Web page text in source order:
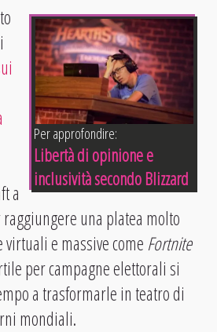
Per approfondire:
Libertà di opinione e
inclusività secondo Blizzard
a
una platea molto
e massive come Fortnite
per campagne elettorali si
a trasformarle in teatro di
mondiali.